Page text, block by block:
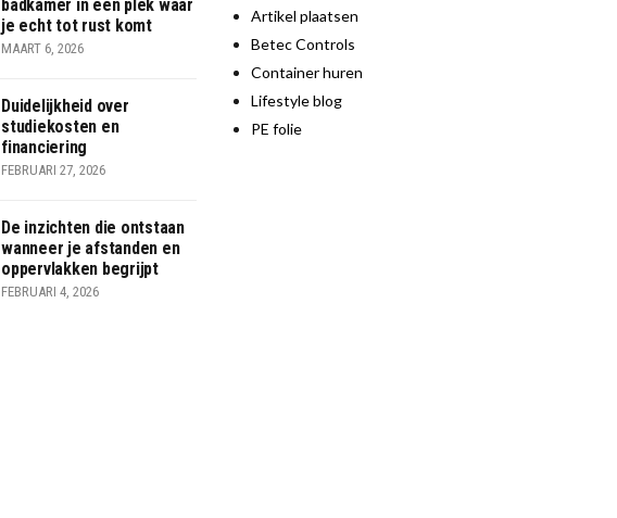
badkamer in een plek waar
je echt tot rust komt
MAART 6, 2026
Duidelijkheid over
studiekosten en
financiering
FEBRUARI 27, 2026
De inzichten die ontstaan
wanneer je afstanden en
oppervlakken begrijpt
FEBRUARI 4, 2026
Artikel plaatsen
Betec Controls
Container huren
Lifestyle blog
PE folie